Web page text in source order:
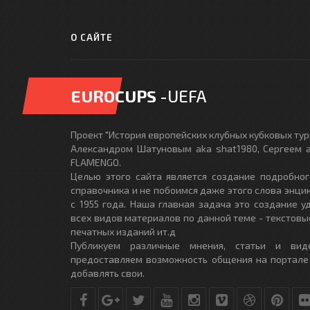
О САЙТЕ
EUROCUPS -UEFA
Проект "История европейских клубных кубковых
Александром Шатуновым aka shat1980, Сергеем
FLAMENGO.
Целью этого сайта является создание
справочника и не побоимся даже этого слова
с 1955 года. Наша главная задача это создание
всех видов материалов по данной теме -
печатных изданий ит.д
Публикуем различные мнения, статьи и
предоставляем возможность общения на
добавлять свои.